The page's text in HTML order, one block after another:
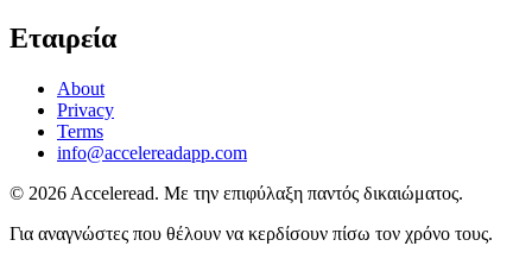
Εταιρεία
About
Privacy
Terms
info@accelereadapp.com
© 2026 Acceleread. Με την επιφύλαξη παντός δικαιώματος.
Για αναγνώστες που θέλουν να κερδίσουν πίσω τον χρόνο τους.